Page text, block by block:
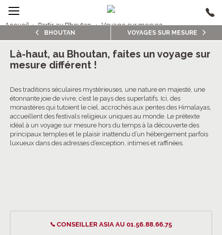
Accueil› Partir au Bhoutan› Voyage sur mesure
1/5
Voyages sur mesure Bhoutan
4.0/5 (2 avis clients)
Là-haut, au Bhoutan, faites un voyage sur
mesure différent !
Des traditions séculaires mystérieuses, une nature en majesté, une
étonnante joie de vivre, c’est le pays des superlatifs. Ici, des
monastères qui tutoient le ciel, accrochés aux pentes des Himalayas,
accueillent des festivals religieux uniques au monde. Le prétexte
idéal à un voyage sur mesure hors du temps à la découverte des
principaux temples et le plaisir inattendu d’un hébergement parfois
luxueux dans des adresses d’exception, intimes et raffinées.
CONSEILLER ASIA AU 01.56.88.66.75
BHOUTAN VOYAGES SUR MESURE